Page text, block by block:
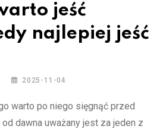
jeść
najlepiej jeść
2025-11-04
warto po niego sięgnąć przed
dawna uważany jest za jeden z